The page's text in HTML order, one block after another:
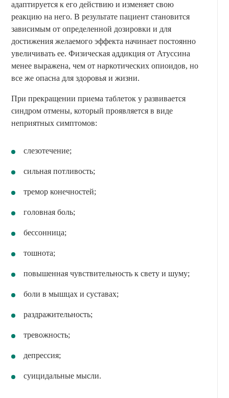
адаптируется к его действию и изменяет свою
реакцию на него. В результате пациент становится
зависимым от определенной дозировки и для
достижения желаемого эффекта начинает постоянно
увеличивать ее. Физическая аддикция от Атуссина
менее выражена, чем от наркотических опиоидов, но
все же опасна для здоровья и жизни.
При прекращении приема таблеток у развивается
синдром отмены, который проявляется в виде
неприятных симптомов:
слезотечение;
сильная потливость;
тремор конечностей;
головная боль;
бессонница;
тошнота;
повышенная чувствительность к свету и шуму;
боли в мышцах и суставах;
раздражительность;
тревожность;
депрессия;
суицидальные мысли.